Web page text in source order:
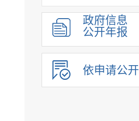
政府信息
公开年报
依申请公开